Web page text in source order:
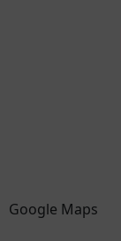
Google Maps